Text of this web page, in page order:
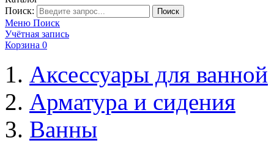
Поиск:
Поиск
Меню Поиск
Учётная запись
Корзина 0
Аксессуары для ванной
Арматура и сидения
Ванны